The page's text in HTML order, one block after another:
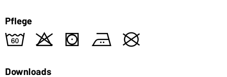
Pflege
4 o s b U
Downloads